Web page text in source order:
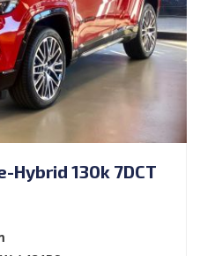
Hybrid 130k 7DCT